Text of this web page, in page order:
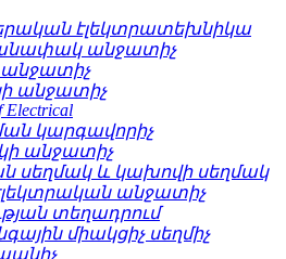
էլեկտրատեխնիկա
անջատիչ
անջատիչ
անջատիչ
Electrical
կարգավորիչ
անջատիչ
սեղմակ և կախովի սեղմակ
անջատիչ
տեղադրում
միակցիչ սեղմիչ